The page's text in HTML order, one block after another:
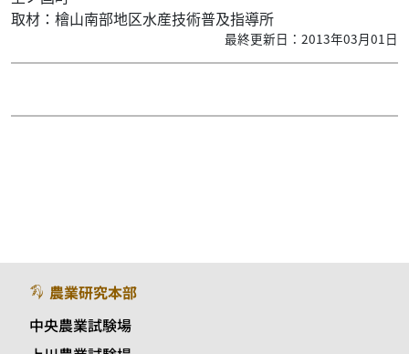
取材：檜山南部地区水産技術普及指導所
最終更新日：2013年03月01日
農業研究本部
中央農業試験場